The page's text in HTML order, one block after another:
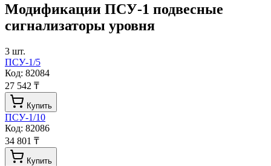
Модификации ПСУ-1 подвесные
сигнализаторы уровня
3 шт.
ПСУ-1/5
Код: 82084
27 542 ₸
Купить
ПСУ-1/10
Код: 82086
34 801 ₸
Купить